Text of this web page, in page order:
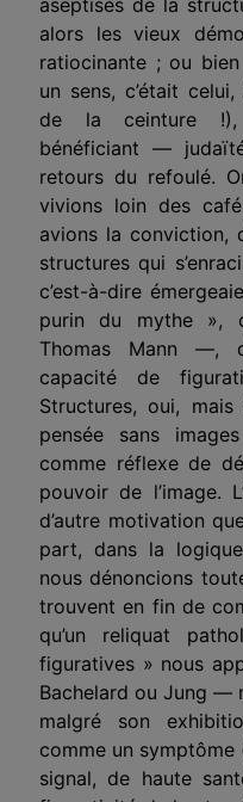
alors les vieux
ratiocinante ; ou
un sens, c’était
de la ceinture !),
bénéficiant —
retours du refoulé.
vivions loin des
avions la conviction,
structures qui
c’est-à-dire
purin du mythe »,
Thomas Mann —,
capacité de
Structures, oui,
pensée sans
comme réflexe de
pouvoir de l’image.
d’autre motivation
part, dans la
nous dénoncions
trouvent en fin de
qu’un reliquat
figuratives » nous
Bachelard ou Jung —
malgré son
comme un symptôme
signal, de haute